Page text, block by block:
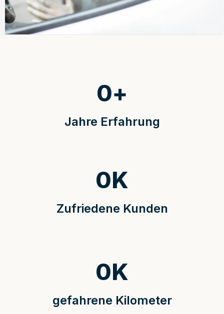
Jahre Erfahrung
0+
Zufriedene Kunden
0K
gefahrene Kilometer
0K